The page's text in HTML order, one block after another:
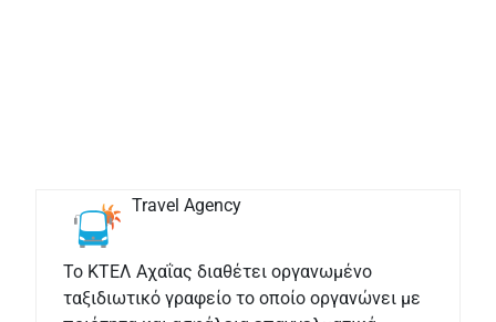
Travel Agency
Το ΚΤΕΛ Αχαΐας διαθέτει οργανωμένο
ταξιδιωτικό γραφείο το οποίο οργανώνει με